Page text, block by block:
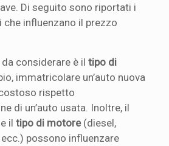
Di seguito sono riportati i
che influenzano il prezzo
considerare è iltipo di
immatricolare un’auto nuova
rispetto
di un’auto usata. Inoltre, il
e iltipo di motore(diesel,
possono influenzare